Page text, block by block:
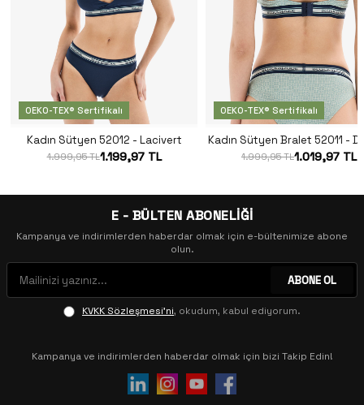
OEKO-TEX® Sertifikalı
Kadın Sütyen 52012 - Lacivert
1.999,95 TL1.199,97 TL
OEKO-TEX® Sertifikalı
Kadın Sütyen Bralet 52011 -
1.999,95 TL1.019,97 TL
E - BÜLTEN ABONELİĞİ
Kampanya ve indirimlerden haberdar olmak için e-bültenimize abone
olun.
ABONE OL
KVKK Sözleşmesi'ni, okudum, kabul ediyorum.
Kampanya ve indirimlerden haberdar olmak için bizi Takip Edin!